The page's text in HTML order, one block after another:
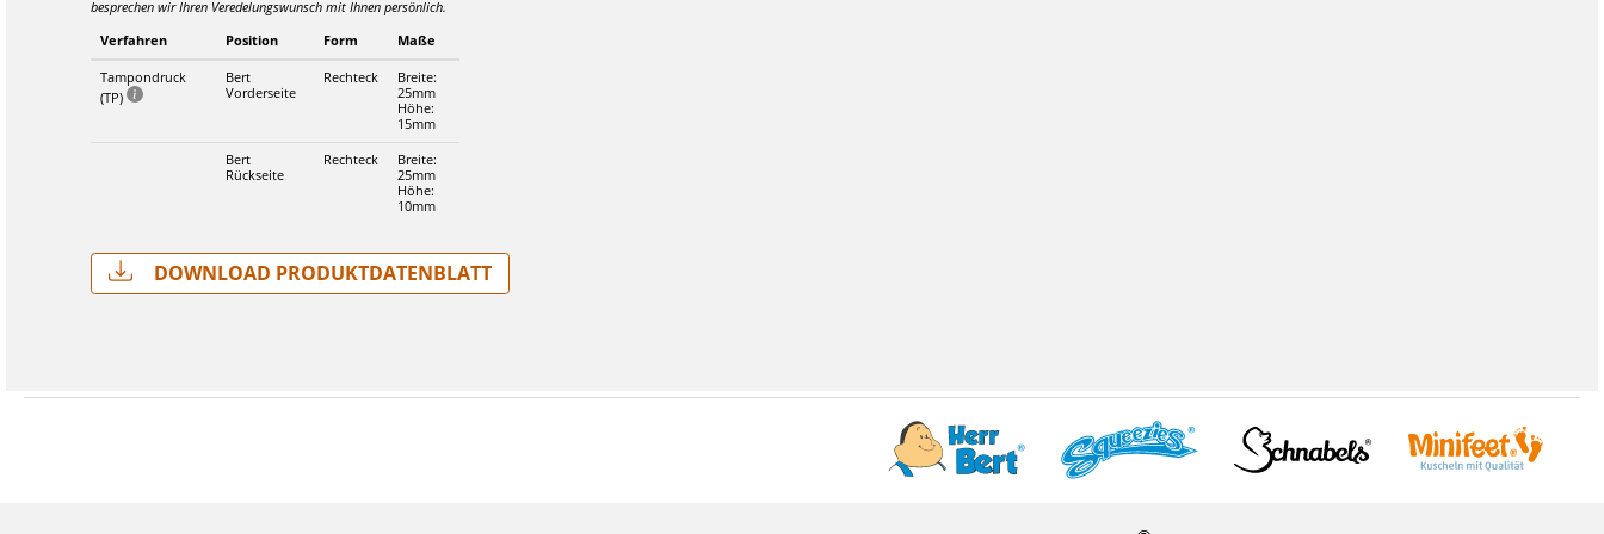
besprechen wir Ihren Veredelungswunsch mit Ihnen persönlich.
Verfahren Position Form Maße
Tampondruck
(TP)
Bert
Vorderseite
Rechteck
Breite:
25mm
Höhe:
15mm
Bert
Rückseite
Rechteck
Breite:
25mm
Höhe:
10mm
Download Produktdatenblatt